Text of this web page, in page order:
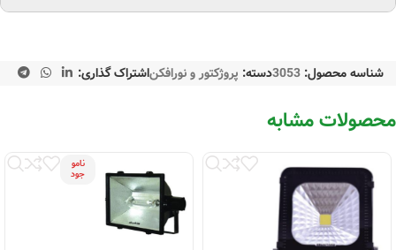
شناسه محصول: 3053دسته: پروژکتور و نورافکناشتراک گذاری:
محصولات مشابه
نامو
جود